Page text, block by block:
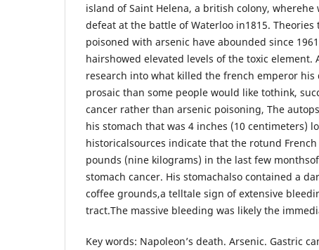
island of Saint Helena, a british colony,
defeat at the battle of Waterloo in1815. Theories
poisoned with arsenic have abounded since
hairshowed elevated levels of the toxic element.
research into what killed the french emperor his
prosaic than some people would like tothink,
cancer rather than arsenic poisoning, The
his stomach that was 4 inches (10 centimeters)
historicalsources indicate that the rotund
pounds (nine kilograms) in the last few
stomach cancer. His stomachalso contained a
coffee grounds,a telltale sign of extensive
tract.The massive bleeding was likely the
Key words: Napoleon’s death. Arsenic. Gastric